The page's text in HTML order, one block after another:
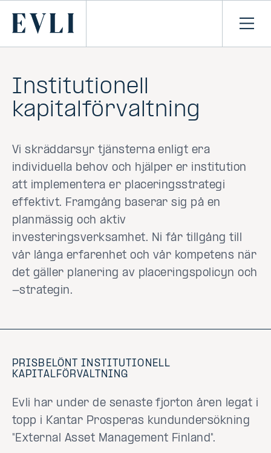
Primary
Institutionell
kapitalförvaltning
Vi skräddarsyr tjänsterna enligt era
individuella behov och hjälper er institution
att implementera er placeringsstrategi
effektivt. Framgång baserar sig på en
planmässig och aktiv
investeringsverksamhet. Ni får tillgång till
vår långa erfarenhet och vår kompetens när
det gäller planering av placeringspolicyn och
-strategin.
PRISBELÖNT INSTITUTIONELL
KAPITALFÖRVALTNING
Evli har under de senaste fjorton åren legat i
topp i Kantar Prosperas kundundersökning
"External Asset Management Finland".